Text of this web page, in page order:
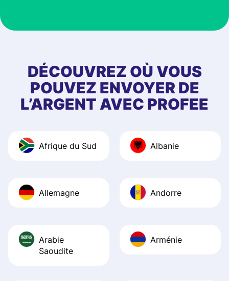
at Profee is very
first started
app, and they
quick to provide
and helpful
Recommend it!
DÉCOUVREZ OÙ VOUS
POUVEZ ENVOYER DE
L’ARGENT AVEC PROFEE
Afrique du Sud Albanie
Allemagne Andorre
Arabie
Saoudite
Arménie